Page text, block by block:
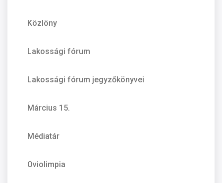
Közlöny
Lakossági fórum
Lakossági fórum jegyzőkönyvei
Március 15.
Médiatár
Oviolimpia